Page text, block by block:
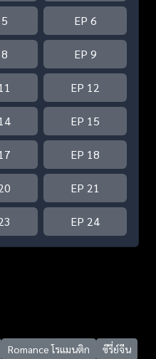
EP 6
EP 9
EP 12
EP 15
EP 18
EP 21
EP 24
Romance โรแมนติก
ซีรี่ย์จีน